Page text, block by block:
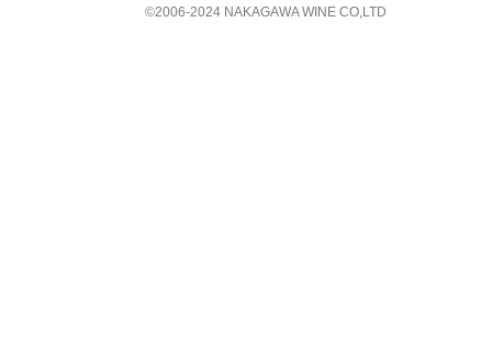
©︎2006-2024 NAKAGAWA WINE CO,LTD